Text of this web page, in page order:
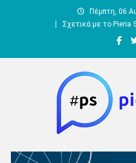
Πέμπτη, 06
Σχετικά με το Pieria
Pieria Social